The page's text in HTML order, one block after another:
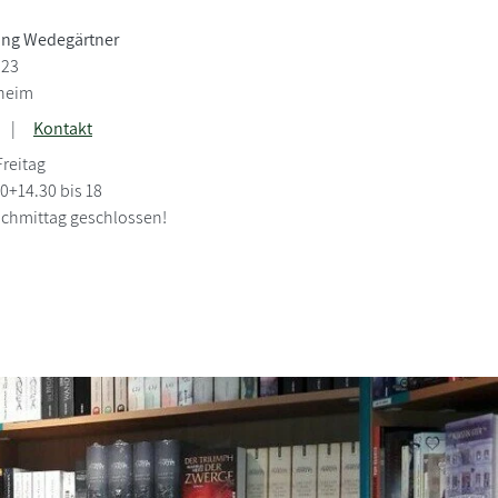
Wedegärtner
|
Kontakt
bis 18
geschlossen!